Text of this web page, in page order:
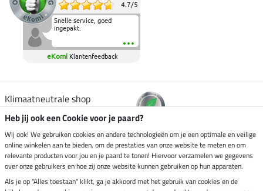
4.7/5
Snelle service, goed
ingepakt.
eKomi Klantenfeedback
Klimaatneutrale shop
Verzending per
Veilig betalen met
Heb jij ook een Cookie voor je paard?
Wij ook! We gebruiken cookies en andere technologieën om je een optimale en veilige
online winkelen aan te bieden, om de prestaties van onze website te meten en om
relevante producten voor jou en je paard te tonen! Hiervoor verzamelen we gegevens
over onze gebruikers en hoe zij onze website kunnen gebruiken op hun apparaten.
Als je op "Alles toestaan" klikt, ga je akkoord met het gebruik van cookies en de